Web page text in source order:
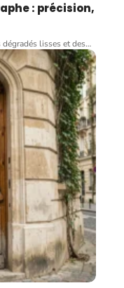
: précision,
lisses et des…